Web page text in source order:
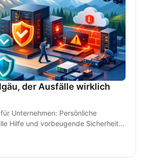
der Ausfälle wirklich
Unternehmen: Persönliche
Hilfe und vorbeugende Sicherheit